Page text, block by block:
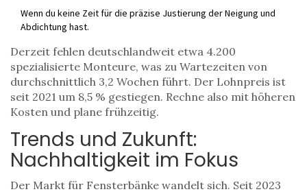
Wenn du keine Zeit für die präzise Justierung der Neigung und
Abdichtung hast.
Derzeit fehlen deutschlandweit etwa 4.200
spezialisierte Monteure, was zu Wartezeiten von
durchschnittlich 3,2 Wochen führt. Der Lohnpreis ist
seit 2021 um 8,5 % gestiegen. Rechne also mit höheren
Kosten und plane frühzeitig.
Trends und Zukunft:
Nachhaltigkeit im Fokus
Der Markt für Fensterbänke wandelt sich. Seit 2023